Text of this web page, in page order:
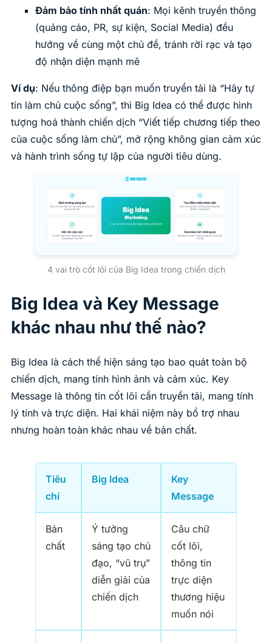
Đảm bảo tính nhất quán: Mọi kênh truyền thông
(quảng cáo, PR, sự kiện, Social Media) đều
hướng về cùng một chủ đề, tránh rời rạc và tạo
độ nhận diện mạnh mẽ
Ví dụ: Nếu thông điệp bạn muốn truyền tải là “Hãy tự
tin làm chủ cuộc sống”, thì Big Idea có thể được hình
tượng hoá thành chiến dịch “Viết tiếp chương tiếp theo
của cuộc sống làm chủ”, mở rộng không gian cảm xúc
và hành trình sống tự lập của người tiêu dùng.
4 vai trò cốt lõi của Big Idea trong chiến dịch
Big Idea và Key Message
khác nhau như thế nào?
Big Idea là cách thể hiện sáng tạo bao quát toàn bộ
chiến dịch, mang tính hình ảnh và cảm xúc. Key
Message là thông tin cốt lõi cần truyền tải, mang tính
lý tính và trực diện. Hai khái niệm này bổ trợ nhau
nhưng hoàn toàn khác nhau về bản chất.
Tiêu
chí
Big Idea
Key
Message
Bản
chất
Ý tưởng
sáng tạo chủ
đạo, “vũ trụ”
diễn giải của
chiến dịch
Câu chữ
cốt lõi,
thông tin
trực diện
thương hiệu
muốn nói